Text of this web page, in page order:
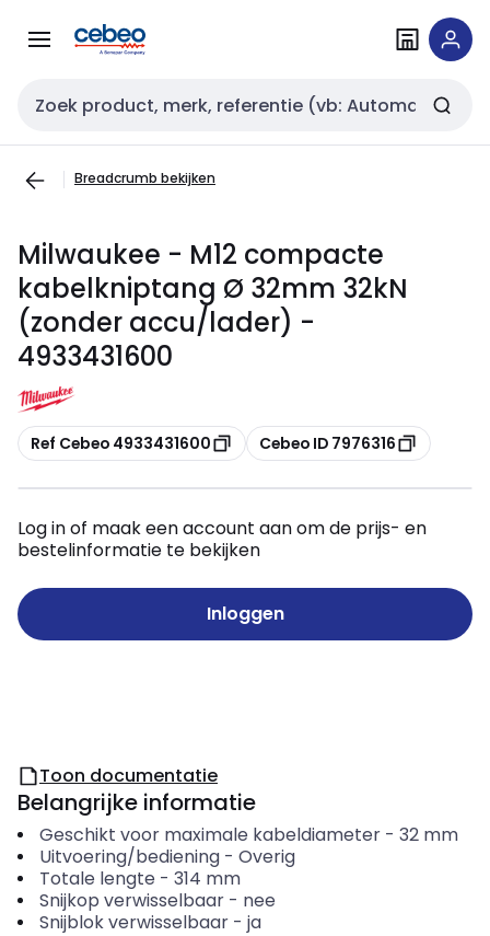
naar
naar
Zoekveld invoer
Breadcrumb bekijken
Milwaukee - M12 compacte
kabelkniptang Ø 32mm 32kN
(zonder accu/lader) -
4933431600
Kopiëren
Ref Cebeo 4933431600 Kopiëren
Cebeo ID 7976316
Log in of maak een account aan om de prijs- en
bestelinformatie te bekijken
Inloggen
Toon documentatie
Belangrijke informatie
Geschikt voor maximale kabeldiameter- 32 mm
Uitvoering/bediening- Overig
Totale lengte - 314 mm
Snijkop verwisselbaar- nee
Snijblok verwisselbaar- ja